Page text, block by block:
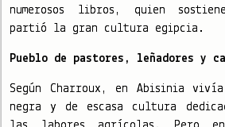
numerosos libros, quien
partió la gran cultura egipcia.
Pueblo de pastores, leñadores y
Según Charroux, en Abisinia
negra y de escasa cultura